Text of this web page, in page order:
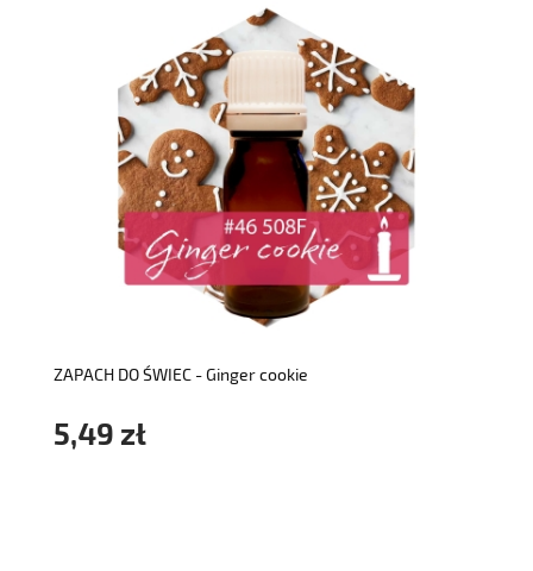
ZAPACH DO ŚWIEC - Ginger cookie
5,49 zł
do koszyka